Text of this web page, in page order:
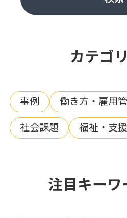
カテゴ
事例 働き方・雇用
社会課題 福祉・支援
注目キーワ